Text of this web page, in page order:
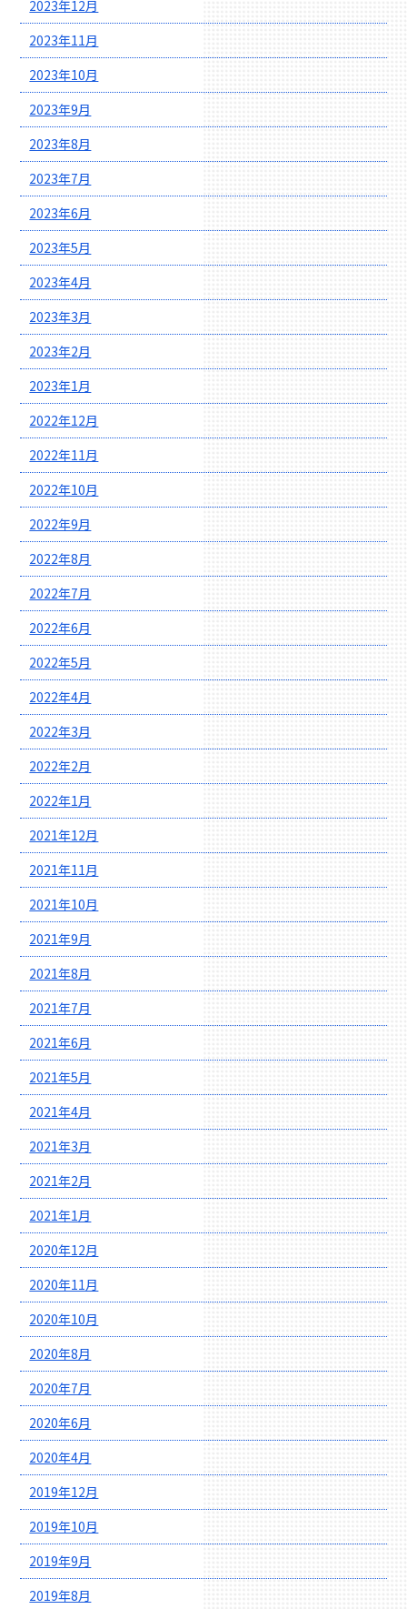
2023年12月
2023年11月
2023年10月
2023年9月
2023年8月
2023年7月
2023年6月
2023年5月
2023年4月
2023年3月
2023年2月
2023年1月
2022年12月
2022年11月
2022年10月
2022年9月
2022年8月
2022年7月
2022年6月
2022年5月
2022年4月
2022年3月
2022年2月
2022年1月
2021年12月
2021年11月
2021年10月
2021年9月
2021年8月
2021年7月
2021年6月
2021年5月
2021年4月
2021年3月
2021年2月
2021年1月
2020年12月
2020年11月
2020年10月
2020年8月
2020年7月
2020年6月
2020年4月
2019年12月
2019年10月
2019年9月
2019年8月